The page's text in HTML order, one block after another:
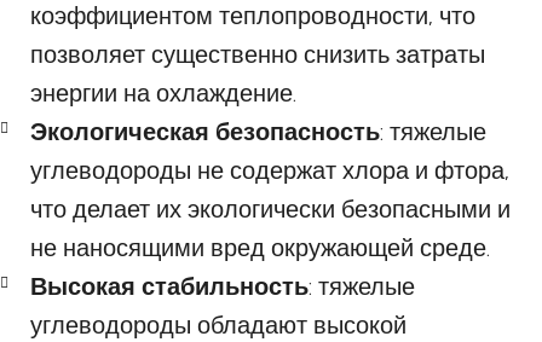
коэффициентом теплопроводности, что
позволяет существенно снизить затраты
энергии на охлаждение.
Экологическая безопасность: тяжелые
углеводороды не содержат хлора и фтора,
что делает их экологически безопасными и
не наносящими вред окружающей среде.
Высокая стабильность: тяжелые
углеводороды обладают высокой